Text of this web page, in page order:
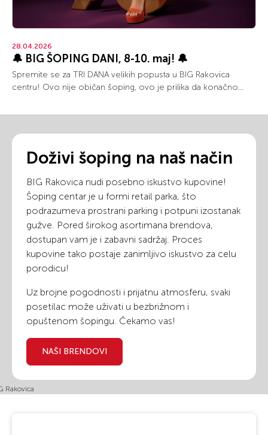
28.04.2026
🔔 BIG ŠOPING DANI, 8-10. maj! 🔔
Spremite se za TRI DANA velikih popusta u BIG Rakovica
centru! Ovo nije običan šoping, ovo je prilika da konačno...
Doživi šoping na naš način
BIG Rakovica nudi posebno iskustvo kupovine!
Šoping centar je u formi retail parka, što
podrazumeva prostrani parking i potpuni izostanak
gužve. Pored širokog asortimana brendova,
dostupan vam je i zabavni sadržaj. Proces
kupovine tako postaje zanimljivo iskustvo za celu
porodicu!
Uz brojne pogodnosti i prijatnu atmosferu, svaki
posetilac može uživati u bezbrižnom i
opuštenom šopingu. Čekamo vas!
NAŠI BRENDOVI